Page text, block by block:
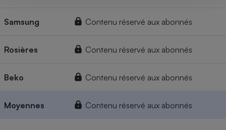
Samsung Contenu réservé aux abonnés
Rosières Contenu réservé aux abonnés
Beko Contenu réservé aux abonnés
Moyennes Contenu réservé aux abonnés